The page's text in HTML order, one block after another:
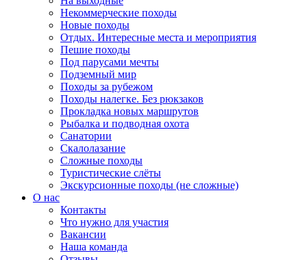
Некоммерческие походы
Новые походы
Отдых. Интересные места и мероприятия
Пешие походы
Под парусами мечты
Подземный мир
Походы за рубежом
Походы налегке. Без рюкзаков
Прокладка новых маршрутов
Рыбалка и подводная охота
Санатории
Скалолазание
Сложные походы
Туристические слёты
Экскурсионные походы (не сложные)
О нас
Контакты
Что нужно для участия
Вакансии
Наша команда